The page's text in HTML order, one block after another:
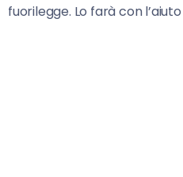
fuorilegge. Lo farà con